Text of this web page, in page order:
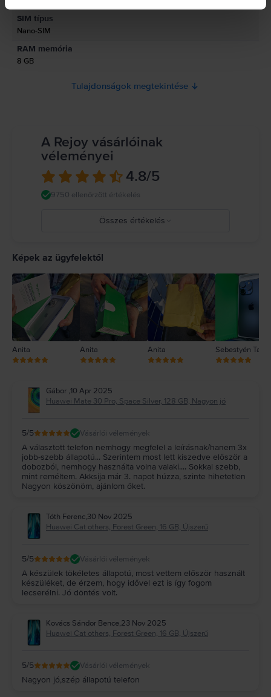
Információk a termékre vonatkozó biztonsági figyelmeztetésekről.
Jelenleg a termékbiztonsági információk nem állnak rendelkezésre.
SIM típus
Nano-SIM
RAM memória
8 GB
Tulajdonságok megtekintése
A Rejoy vásárlóinak
véleményei
4.8/5
9750 ellenőrzött értékelés
Összes értékelés
2
1
Képek az ügyfelektől
Anita Anita Anita Sebestyén
Gábor ,10 Apr 2025
Huawei Mate 30 Pro, Space Silver, 128 GB, Nagyon jó
5/5 Vásárlói vélemények
A választott telefon nemhogy megfelel a leírásnak/hanem 3x
jobb-szebb állapotú... Szerintem most lett kiszedve először a
dobozból, nemhogy használta volna valaki.... Sokkal szebb,
mint reméltem. Akksija már 3. napot húzza, szinte hihetetlen
Nagyon köszönöm, ajánlom őket.
Tóth Ferenc,30 Nov 2025
Huawei Cat others, Forest Green, 16 GB, Újszerű
5/5 Vásárlói vélemények
A készülek tökéletes állapotú, most vettem először használt
készüléket, de érzem, hogy idővel ezt is így fogom
lecserélni. Jó döntés volt.
Kovács Sándor Bence,23 Nov 2025
Huawei Cat others, Forest Green, 16 GB, Újszerű
5/5 Vásárlói vélemények
Nagyon jó,szép állapotú telefon